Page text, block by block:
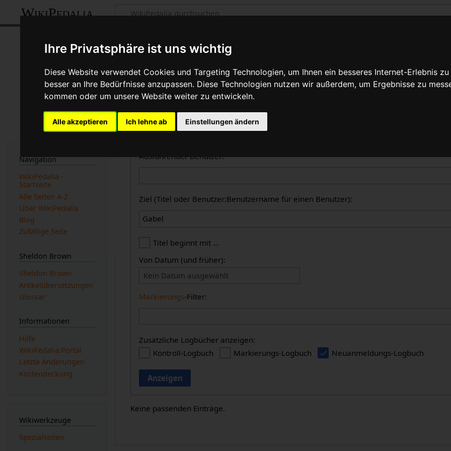
Ihre Privatsphäre ist uns wichtig
Diese Website verwendet Cookies und Targeting Technologien, um Ihnen ein besseres Internet-Erlebnis
besser an Ihre Bedürfnisse anzupassen. Diese Technologien nutzen wir außerdem, um Ergebnisse zu
kommen oder um unsere Website weiter zu entwickeln.
Alle akzeptieren Ich lehne ab Einstellungen ändern
WikiPedalia
Zentrale öffentliche Logbücher
Dies ist die kombinierte Anzeige aller in WikiPedalia geführten Logbücher. Die Ausgabe
des Logbuchtyps, des Benutzers oder des Seitentitels eingeschränkt werden (Groß-/
beachtet werden).
Logbücher
Ausführender Benutzer:
Ziel (Titel oder Benutzer:Benutzername für einen Benutzer):
Titel beginnt mit …
Von Datum (und früher):
Kein Datum ausgewählt
Markierungs-Filter:
Zusätzliche Logbücher anzeigen:
Kontroll-Logbuch
Markierungs-Logbuch Neuanmeldungs-Logbuch
Anzeigen
Keine passenden Einträge.
Navigation
WikiPedalia -
Startseite
Alle Seiten A-Z
Über WikiPedalia
Blog
Zufällige Seite
Sheldon Brown
Sheldon Brown
Artikelübersetzungen
Glossar
Informationen
Hilfe
WikiPedalia:Portal
Letzte Änderungen
Kostendeckung
Wikiwerkzeuge
Spezialseiten